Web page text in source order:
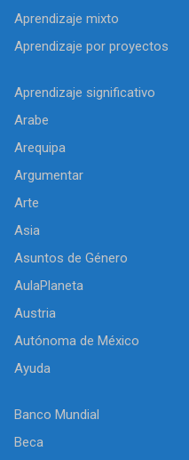
Aprendizaje mixto
Aprendizaje por proyectos
Aprendizaje significativo
Arabe
Arequipa
Argumentar
Arte
Asia
Asuntos de Género
AulaPlaneta
Austria
Autónoma de México
Ayuda
Banco Mundial
Beca